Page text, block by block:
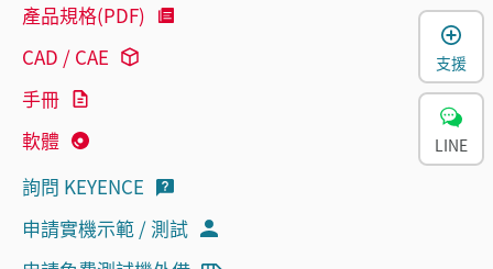
產品規格(PDF)
CAD / CAE
手冊
軟體
詢問 KEYENCE
申請實機示範 / 測試
支援
LINE